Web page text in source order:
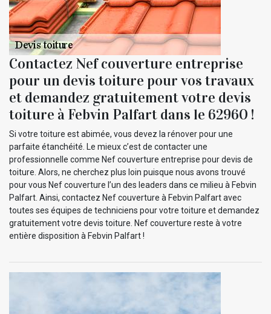
Contactez Nef couverture entreprise
pour un devis toiture pour vos travaux
et demandez gratuitement votre devis
toiture à Febvin Palfart dans le 62960 !
Si votre toiture est abimée, vous devez la rénover pour une
parfaite étanchéité. Le mieux c’est de contacter une
professionnelle comme Nef couverture entreprise pour devis de
toiture. Alors, ne cherchez plus loin puisque nous avons trouvé
pour vous Nef couverture l’un des leaders dans ce milieu à Febvin
Palfart. Ainsi, contactez Nef couverture à Febvin Palfart avec
toutes ses équipes de techniciens pour votre toiture et demandez
gratuitement votre devis toiture. Nef couverture reste à votre
entière disposition à Febvin Palfart !